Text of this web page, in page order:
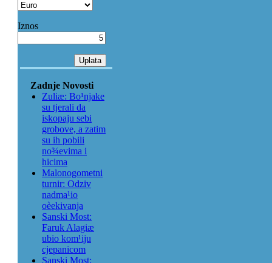
Iznos
Zadnje Novosti
Zuliæ: Bo¹njake
su tjerali da
iskopaju sebi
grobove, a zatim
su ih pobili
no¾evima i
hicima
Malonogometni
turnir: Odziv
nadma¹io
oèekivanja
Sanski Most:
Faruk Alagiæ
ubio kom¹iju
cjepanicom
Sanski Most: